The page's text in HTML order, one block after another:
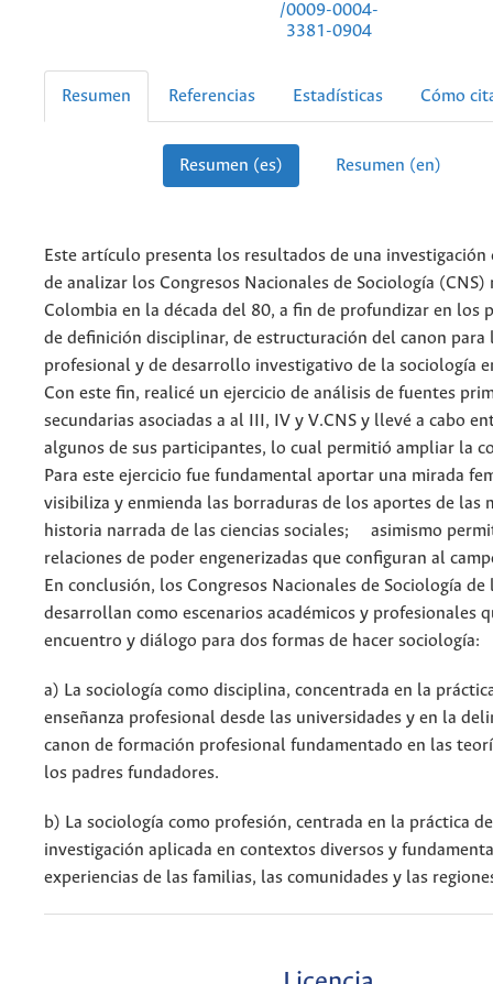
/0009-0004-
3381-0904
Resumen Referencias Estadísticas Cómo
Resumen (es) Resumen (en)
Este artículo presenta los resultados de una
de analizar los Congresos Nacionales de Sociología (CNS)
Colombia en la década del 80, a fin de profundizar en los
de definición disciplinar, de estructuración del canon para
profesional y de desarrollo investigativo de la sociología
Con este fin, realicé un ejercicio de análisis de fuentes
secundarias asociadas a al III, IV y V.CNS y llevé a cabo
algunos de sus participantes, lo cual permitió ampliar la
Para este ejercicio fue fundamental aportar una mirada
visibiliza y enmienda las borraduras de los aportes de las
historia narrada de las ciencias sociales; asimismo
relaciones de poder engenerizadas que configuran al
En conclusión, los Congresos Nacionales de Sociología de
desarrollan como escenarios académicos y profesionales
encuentro y diálogo para dos formas de hacer sociología:
a) La sociología como disciplina, concentrada en la
enseñanza profesional desde las universidades y en la
canon de formación profesional fundamentado en las
los padres fundadores.
b) La sociología como profesión, centrada en la práctica
investigación aplicada en contextos diversos y
experiencias de las familias, las comunidades y las